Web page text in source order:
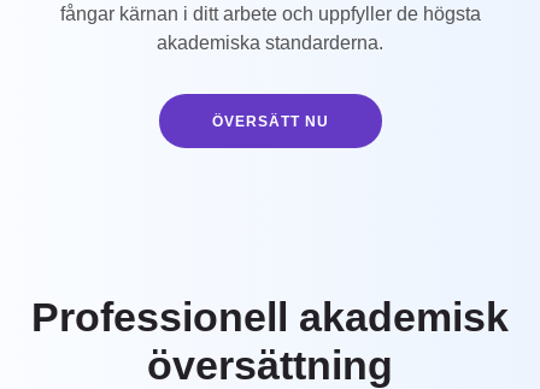
ZH
JA
fångar kärnan i ditt arbete och uppfyller de högsta
akademiska standarderna.
ÖVERSÄTT NU
Professionell akademisk
översättning